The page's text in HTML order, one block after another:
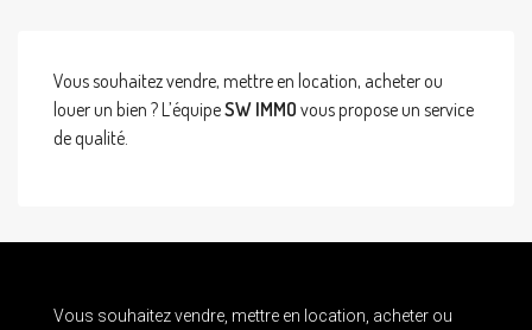
Vous souhaitez vendre, mettre en location, acheter ou
louer un bien ? L’équipeSW IMMO vous propose un service
de qualité.
Vous souhaitez vendre, mettre en location, acheter ou